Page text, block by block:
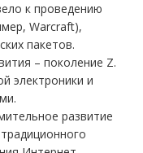
к проведению
Warcraft),
пакетов.
– поколение Z.
электроники и
развитие